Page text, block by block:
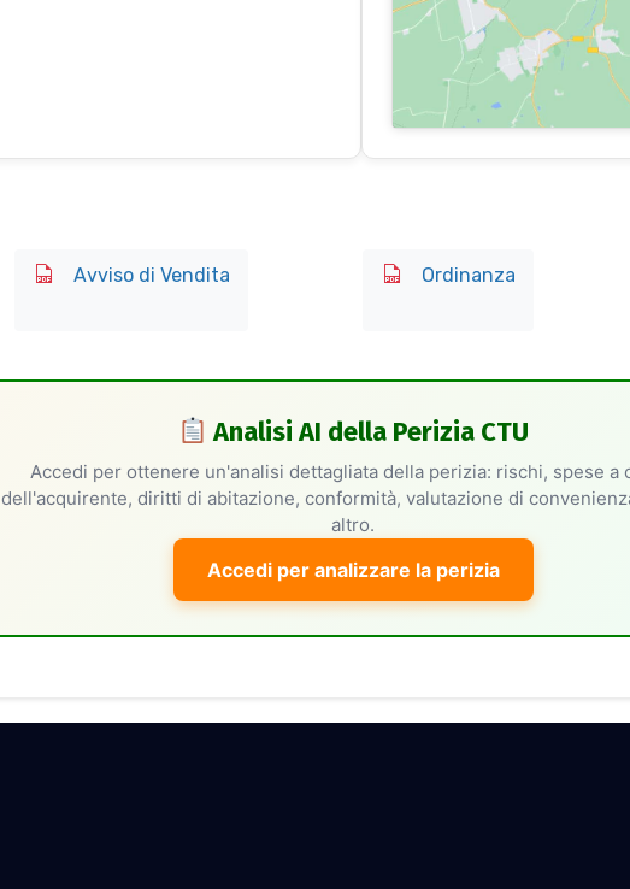
Avviso di Vendita Ordinanza
Analisi AI della Perizia CTU
Accedi per ottenere un'analisi dettagliata della perizia: rischi, spese a
dell'acquirente, diritti di abitazione, conformità, valutazione di
altro.
Accedi per analizzare la perizia